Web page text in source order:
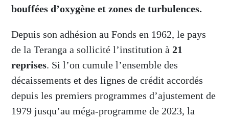
bouffées d’oxygène et zones de turbulences.
Depuis son adhésion au Fonds en 1962, le pays
de la Teranga a sollicité l’institution à 21
reprises. Si l’on cumule l’ensemble des
décaissements et des lignes de crédit accordés
depuis les premiers programmes d’ajustement de
1979 jusqu’au méga-programme de 2023, la